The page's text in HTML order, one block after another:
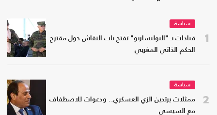
1
سياسة
قيادات بـ "البوليساريو" تفتح باب النقاش حول مقترح
الحكم الذاتي المغربي
2
سياسة
ممثلات يرتدين الزي العسكري.. ودعوات للاصطفاف
مع السيسي